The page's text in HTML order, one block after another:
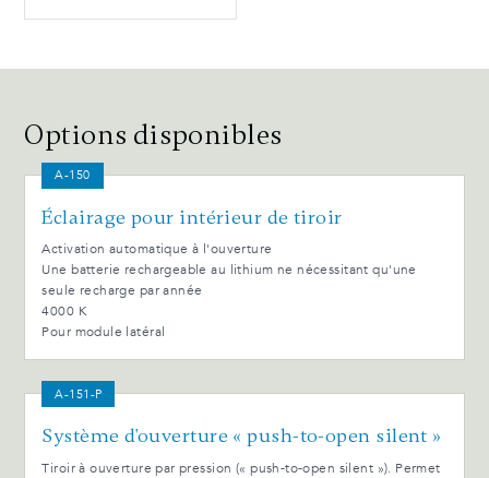
Options disponibles
A-150
Éclairage pour intérieur de tiroir
Activation automatique à l'ouverture
Une batterie rechargeable au lithium ne nécessitant qu'une
seule recharge par année
4000 K
Pour module latéral
A-151-P
Système d'ouverture « push-to-open silent »
Tiroir à ouverture par pression (« push-to-open silent »). Permet